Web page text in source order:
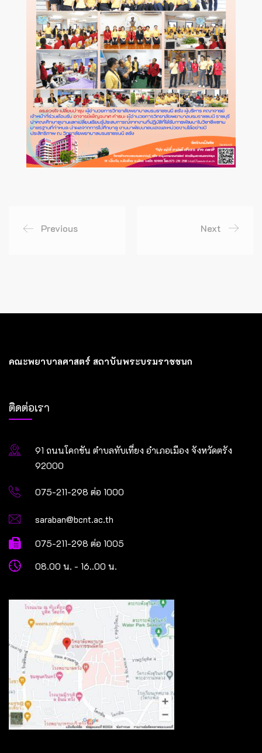
Previous Next
คณะพยาบาลศาสตร์ สถาบันพระบรมราชชนก
ติดต่อเรา
91 ถนนโคกขัน ตำบลทับเที่ยง อำเภอเมือง จังหวัดตรัง
92000
075-211-298 ต่อ 1000
saraban@bcnt.ac.th
075-211-298 ต่อ 1005
08.00 น. - 16..00 น.